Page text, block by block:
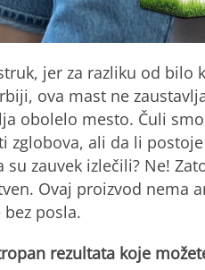
jer za razliku od bilo
ova mast ne
obolelo mesto. Čuli
zglobova, ali da li
zauvek izlečili? Ne!
Ovaj proizvod nema
posla.
rezultata koje